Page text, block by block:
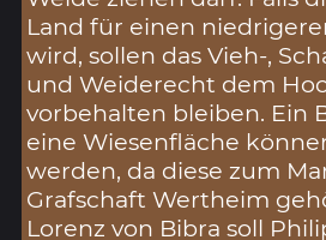
Land für einen
wird, sollen das Vieh-,
und Weiderecht dem
vorbehalten bleiben. Ein
eine Wiesenfläche
werden, da diese zum
Grafschaft Wertheim
Lorenz von Bibra soll